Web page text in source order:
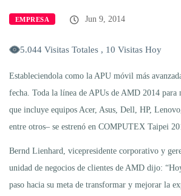
EMPRESA Jun 9, 2014
5.044 Visitas Totales , 10 Visitas Hoy
Estableciendola como la APU móvil más
fecha. Toda la línea de APUs de AMD 2014 para
que incluye equipos Acer, Asus, Dell, HP,
entre otros– se estrenó en COMPUTEX Taipei
Bernd Lienhard, vicepresidente corporativo y
unidad de negocios de clientes de AMD dijo:
paso hacia su meta de transformar y mejorar la